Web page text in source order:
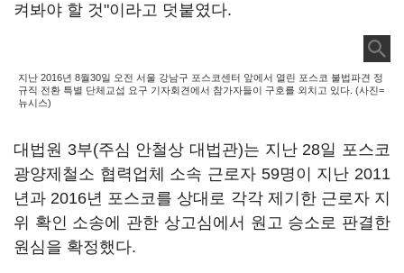
켜봐야 할 것"이라고 덧붙였다.
지난 2016년 8월30일 오전 서울 강남구 포스코센터 앞에서 열린 포스코 불법파견 정
규직 전환 특별 단체교섭 요구 기자회견에서 참가자들이 구호를 외치고 있다. (사진=
뉴시스)
대법원 3부(주심 안철상 대법관)는 지난 28일 포스코
광양제철소 협력업체 소속 근로자 59명이 지난 2011
년과 2016년 포스코를 상대로 각각 제기한 근로자 지
위 확인 소송에 관한 상고심에서 원고 승소로 판결한
원심을 확정했다.